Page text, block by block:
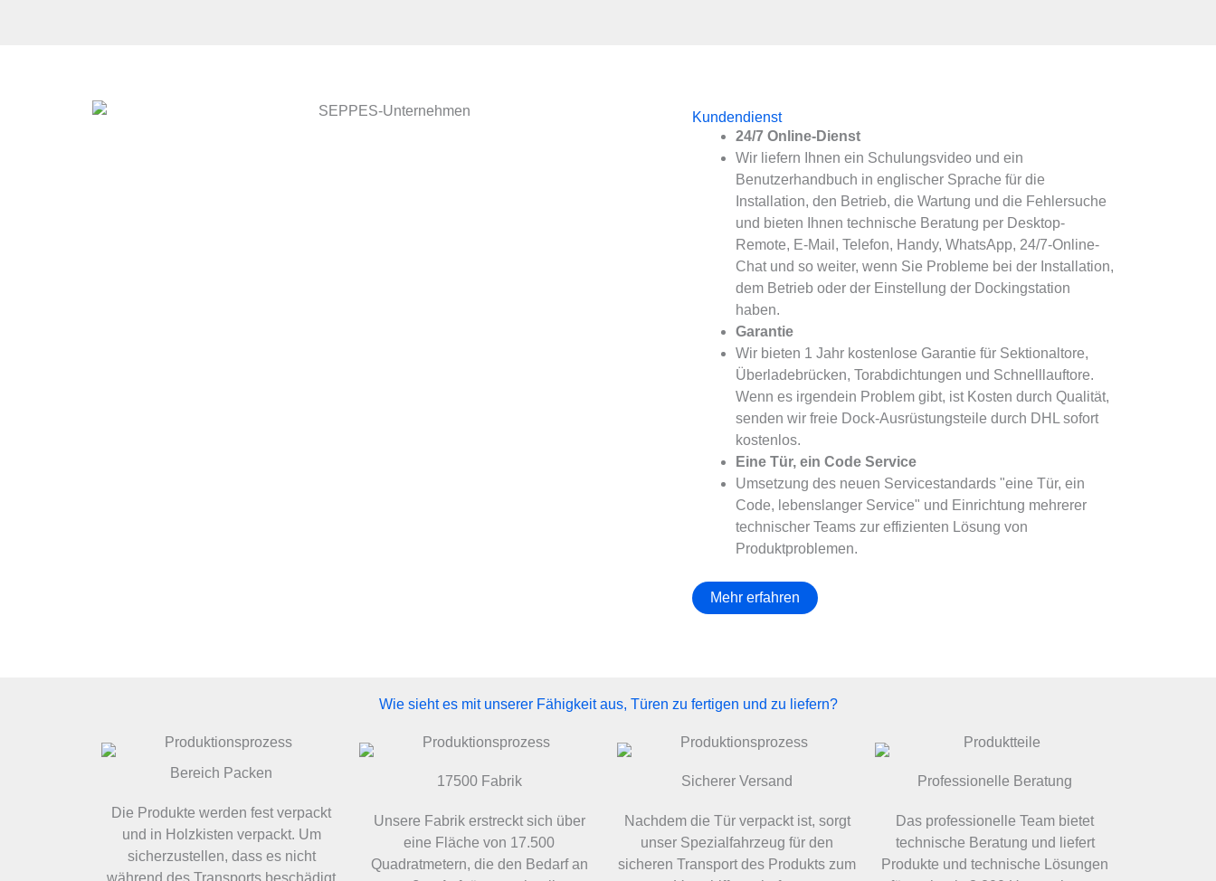
Kundendienst
24/7 Online-Dienst
Wir liefern Ihnen ein Schulungsvideo und ein
Benutzerhandbuch in englischer Sprache für die
Installation, den Betrieb, die Wartung und die Fehlersuche
und bieten Ihnen technische Beratung per Desktop-
Remote, E-Mail, Telefon, Handy, WhatsApp, 24/7-Online-
Chat und so weiter, wenn Sie Probleme bei der Installation,
dem Betrieb oder der Einstellung der Dockingstation
haben.
Garantie
Wir bieten 1 Jahr kostenlose Garantie für Sektionaltore,
Überladebrücken, Torabdichtungen und Schnelllauftore.
Wenn es irgendein Problem gibt, ist Kosten durch Qualität,
senden wir freie Dock-Ausrüstungsteile durch DHL sofort
kostenlos.
Eine Tür, ein Code Service
Umsetzung des neuen Servicestandards "eine Tür, ein
Code, lebenslanger Service" und Einrichtung mehrerer
technischer Teams zur effizienten Lösung von
Produktproblemen.
Mehr erfahren
Wie sieht es mit unserer Fähigkeit aus, Türen zu fertigen und zu liefern?
Bereich Packen
Die Produkte werden fest verpackt
und in Holzkisten verpackt. Um
sicherzustellen, dass es nicht
17500 Fabrik
Unsere Fabrik erstreckt sich über
eine Fläche von 17.500
Quadratmetern, die den Bedarf an
Sicherer Versand
Nachdem die Tür verpackt ist, sorgt
unser Spezialfahrzeug für den
sicheren Transport des Produkts zum
Professionelle Beratung
Das professionelle Team bietet
technische Beratung und liefert
Produkte und technische Lösungen